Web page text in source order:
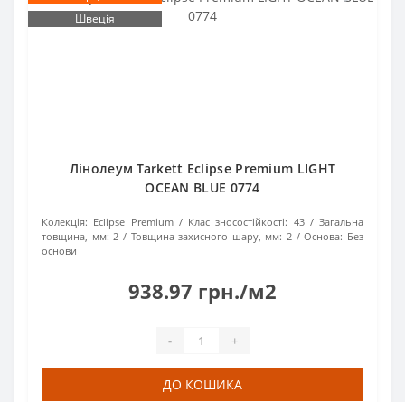
Швеція
Лінолеум Tarkett Eclipse Premium LIGHT
OCEAN BLUE 0774
Колекція: Eclipse Premium Клас зносостійкості: 43
Загальна
товщина, мм: 2 Товщина захисного шару, мм: 2 Основа: Без
основи
938.97 грн./м2
- +
ДО КОШИКА